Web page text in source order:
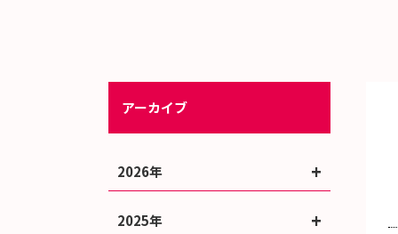
アーカイブ
2026年
2025年